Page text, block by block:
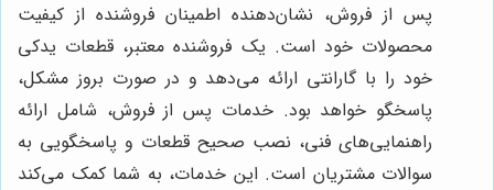
پس از فروش، نشان‌دهنده اطمینان فروشنده از کیفیت
محصولات خود است. یک فروشنده معتبر، قطعات یدکی
خود را با گارانتی ارائه می‌دهد و در صورت بروز مشکل،
پاسخگو خواهد بود. خدمات پس از فروش، شامل ارائه
راهنمایی‌های فنی، نصب صحیح قطعات و پاسخگویی به
سوالات مشتریان است. این خدمات، به شما کمک می‌کند